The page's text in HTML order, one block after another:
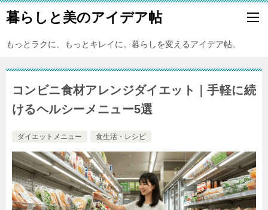
暮らしと美のアイデア帖
もっとラクに、もっとキレイに。暮らしを変えるアイデア帖。
コンビニ食材アレンジダイエット｜手軽に続
けるヘルシーメニュー5選
ダイエットメニュー 食生活・レシピ